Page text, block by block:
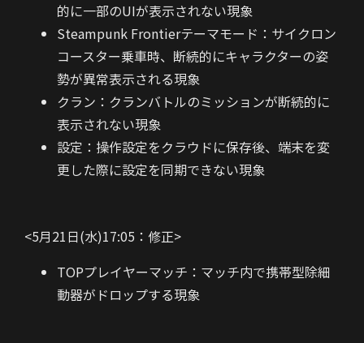
的に一部のUIが表示されない現象
Steampunk Frontierテーマモード：サイクロン
コースター乗車時、断続的にキャラクターの姿
勢が異常表示される現象
クラン：クランバトルのミッションが断続的に
表示されない現象
設定：操作設定をクラウドに保存後、端末を変
更した際に設定を同期できない現象
<5月21日(水)17:05：修正>
TOPプレイヤーマッチ：マッチ内で携帯型除細
動器がドロップする現象